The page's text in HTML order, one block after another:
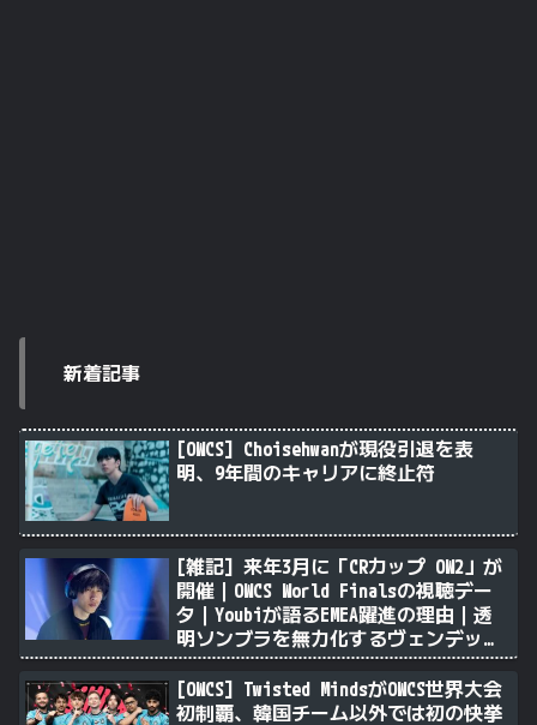
新着記事
[OWCS] Choisehwanが現役引退を表
明、9年間のキャリアに終止符
[雑記] 来年3月に「CRカップ OW2」が
開催｜OWCS World Finalsの視聴デー
タ｜Youbiが語るEMEA躍進の理由｜透
明ソンブラを無力化するヴェンデッタ
｜Stalk3rが久々のツィート ほか
[OWCS] Twisted MindsがOWCS世界大会
初制覇、韓国チーム以外では初の快挙